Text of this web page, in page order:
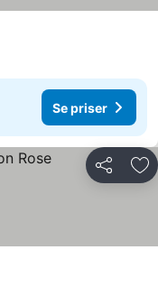
Se priser
Del